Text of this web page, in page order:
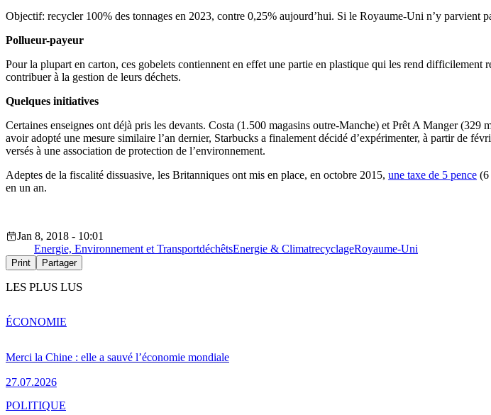
Objectif: recycler 100% des tonnages en 2023, contre 0,25% aujourd’hui. Si le Royaume-Uni n’y parvient
Pollueur-payeur
Pour la plupart en carton, ces gobelets contiennent en effet une partie en plastique qui les rend
contribuer à la gestion de leurs déchets.
Quelques initiatives
Certaines enseignes ont déjà pris les devants. Costa (1.500 magasins outre-Manche) et Prêt A Manger
avoir adopté une mesure similaire l’an dernier, Starbucks a finalement décidé d’expérimenter, à partir de
versés à une association de protection de l’environnement.
Adeptes de la fiscalité dissuasive, les Britanniques ont mis en place, en octobre 2015, une taxe de 5 pence (6
en un an.
Jan 8, 2018 - 10:01
Energie, Environnement et TransportdéchêtsEnergie & ClimatrecyclageRoyaume-Uni
Print Partager
LES PLUS LUS
Merci la Chine : elle a sauvé l’économie mondiale
27.07.2026
ÉCONOMIE
POLITIQUE